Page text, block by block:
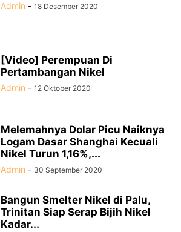
Admin - 18 Desember 2020
[Video] Perempuan Di
Pertambangan Nikel
Admin - 12 Oktober 2020
Melemahnya Dolar Picu Naiknya
Logam Dasar Shanghai Kecuali
Nikel Turun 1,16%,...
Admin - 30 September 2020
Bangun Smelter Nikel di Palu,
Trinitan Siap Serap Bijih Nikel
Kadar...